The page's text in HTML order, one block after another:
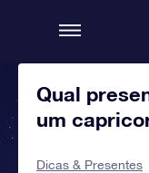
Qual
um
Dicas & Presentes